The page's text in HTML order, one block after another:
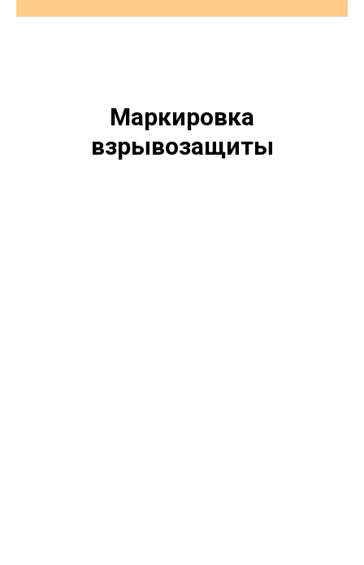
Маркировка
взрывозащиты